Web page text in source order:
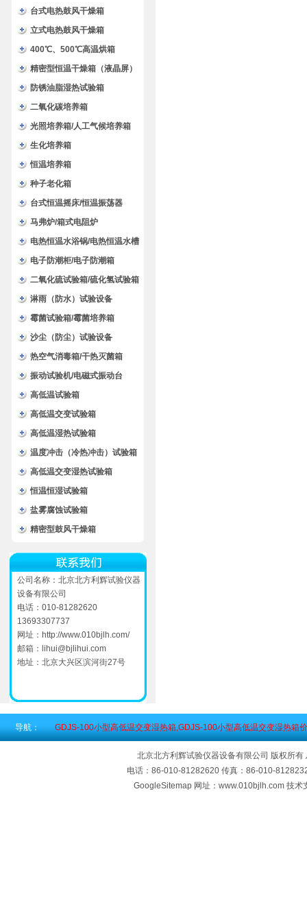
台式电热鼓风干燥箱
立式电热鼓风干燥箱
400℃、500℃高温烘箱
精密型恒温干燥箱（液晶屏）
防锈油脂湿热试验箱
二氧化碳培养箱
光照培养箱/人工气候培养箱
生化培养箱
恒温培养箱
种子老化箱
台式恒温摇床/恒温振荡器
马弗炉/箱式电阻炉
电热恒温水浴锅/电热恒温水槽
电子防潮柜/电子防潮箱
二氧化硫试验箱/硫化氢试验箱
淋雨（防水）试验设备
霉菌试验箱/霉菌培养箱
沙尘（防尘）试验设备
热空气消毒箱/干热灭菌箱
振动试验机/电磁式振动台
高低温试验箱
高低温交变试验箱
高低温湿热试验箱
温度冲击（冷热冲击）试验箱
高低温交变湿热试验箱
恒温恒湿试验箱
盐雾腐蚀试验箱
精密型鼓风干燥箱
公司名称：北京北方利辉试验仪器
设备有限公司
电话：010-81282620
13693307737
网址： http://www.010bjlh.com/
邮箱： lihui@bjlihui.com
地址：北京大兴区滨河街27号
导航： GDJS-100小型高低温交变湿热箱,GDJS-100小型高低温交变湿热箱
北京北方利辉试验仪器设备有限公司 版权所有
电话：86-010-81282620 传真：86-010-
GoogleSitemap 网址：www.010bjlh.com 技